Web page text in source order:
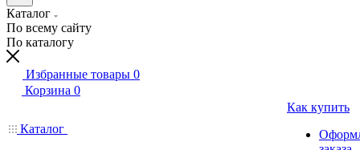
Каталог
По всему сайту
По каталогу
Избранные товары 0
Корзина 0
Каталог
Как купить